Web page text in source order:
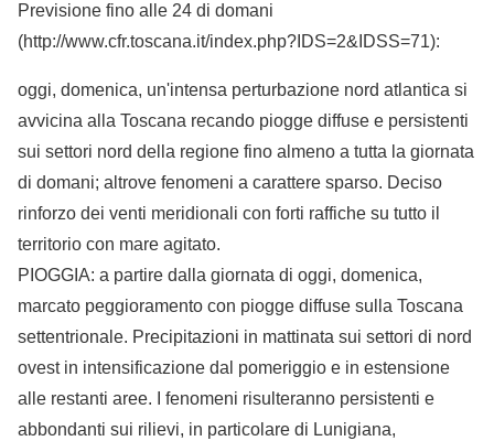
Previsione fino alle 24 di domani
(http://www.cfr.toscana.it/index.php?IDS=2&IDSS=71):
oggi, domenica, un'intensa perturbazione nord atlantica si
avvicina alla Toscana recando piogge diffuse e persistenti
sui settori nord della regione fino almeno a tutta la giornata
di domani; altrove fenomeni a carattere sparso. Deciso
rinforzo dei venti meridionali con forti raffiche su tutto il
territorio con mare agitato.
PIOGGIA: a partire dalla giornata di oggi, domenica,
marcato peggioramento con piogge diffuse sulla Toscana
settentrionale. Precipitazioni in mattinata sui settori di nord
ovest in intensificazione dal pomeriggio e in estensione
alle restanti aree. I fenomeni risulteranno persistenti e
abbondanti sui rilievi, in particolare di Lunigiana,